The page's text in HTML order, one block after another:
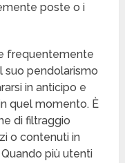
poste o i
frequentemente
suo pendolarismo
in anticipo e
quel momento. È
di filtraggio
o contenuti in
più utenti